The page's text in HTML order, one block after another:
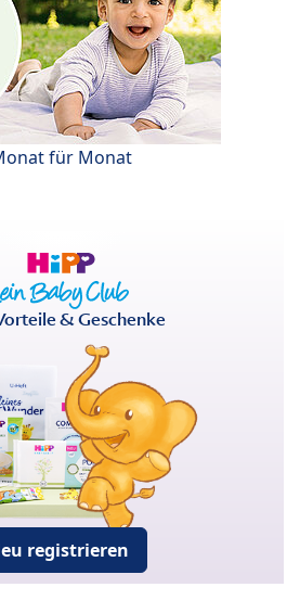
für Monat
& Geschenke
registrieren